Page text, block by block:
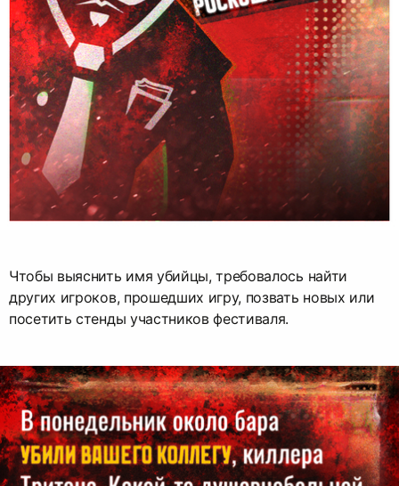
Чтобы выяснить имя убийцы, требовалось найти
других игроков, прошедших игру, позвать новых или
посетить стенды участников фестиваля.